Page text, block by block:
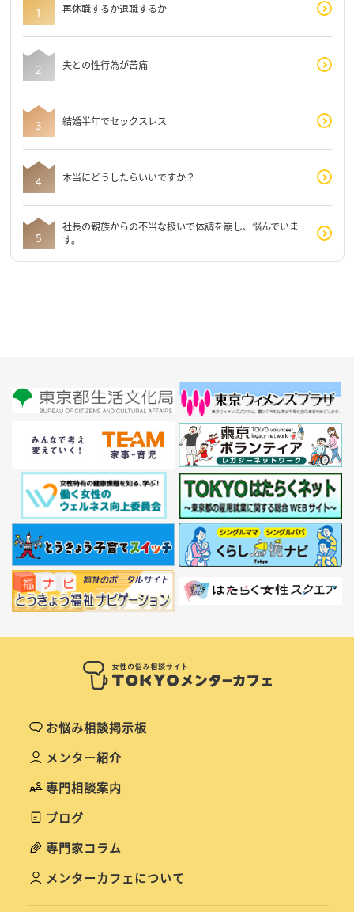
再休職するか退職するか
夫との性行為が苦痛
結婚半年でセックスレス
本当にどうしたらいいですか？
社長の親族からの不当な扱いで体調を崩し、悩んでいま
す。
お悩み相談掲示板
メンター紹介
専門相談案内
ブログ
専門家コラム
メンターカフェについて